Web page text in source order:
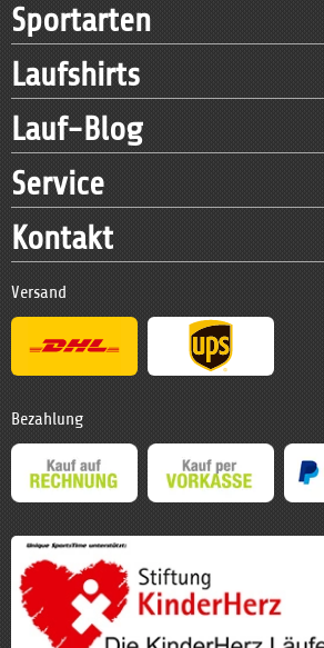
Sportarten
Laufshirts
Lauf-Blog
Service
Kontakt
Versand
Bezahlung